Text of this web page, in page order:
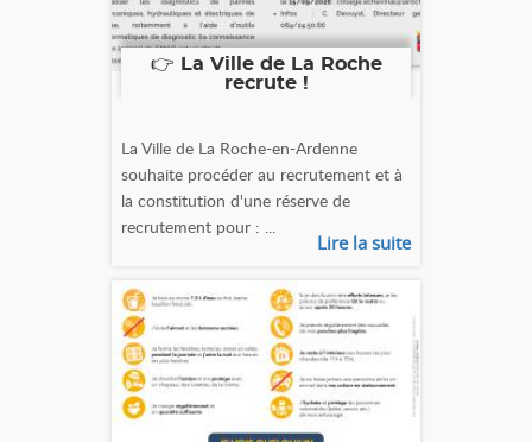
👉 La Ville de La Roche
recrute !
La Ville de La Roche-en-Ardenne
souhaite procéder au recrutement et à
la constitution d'une réserve de
recrutement pour : ...
Lire la suite